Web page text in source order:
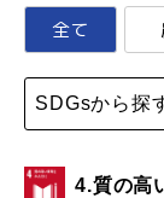
全て
SDGsから探
4.質の高